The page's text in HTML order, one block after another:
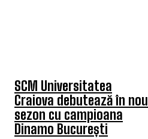
SCM Universitatea
Craiova debutează în noul
sezon cu campioana
Dinamo București